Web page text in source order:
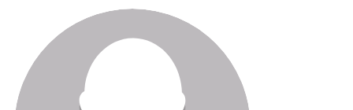
ПОДАТЬ РУКОПИСЬ
БАЗА ЗНАНИЙ
КЛЮЧЕВЫЕ СЛОВА
Регистрация